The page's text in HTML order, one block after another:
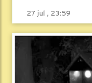
27 jul , 23:59